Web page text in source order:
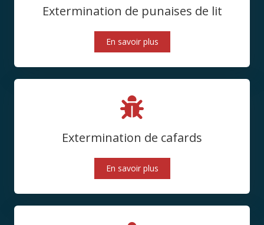
Extermination de punaises de lit
En savoir plus
Extermination de cafards
En savoir plus